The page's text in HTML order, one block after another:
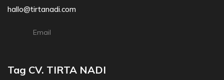
hallo@tirtanadi.com
Email
Tag CV. TIRTA NADI